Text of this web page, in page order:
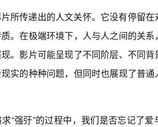
所传递出的人文关怀。它没有停留
。在极端环境下，人与人之间的关系
。影片可能呈现了不同阶层、不同
实的种种问题，但同时也展现了普
“强弙”的过程中，我们是否忘记了